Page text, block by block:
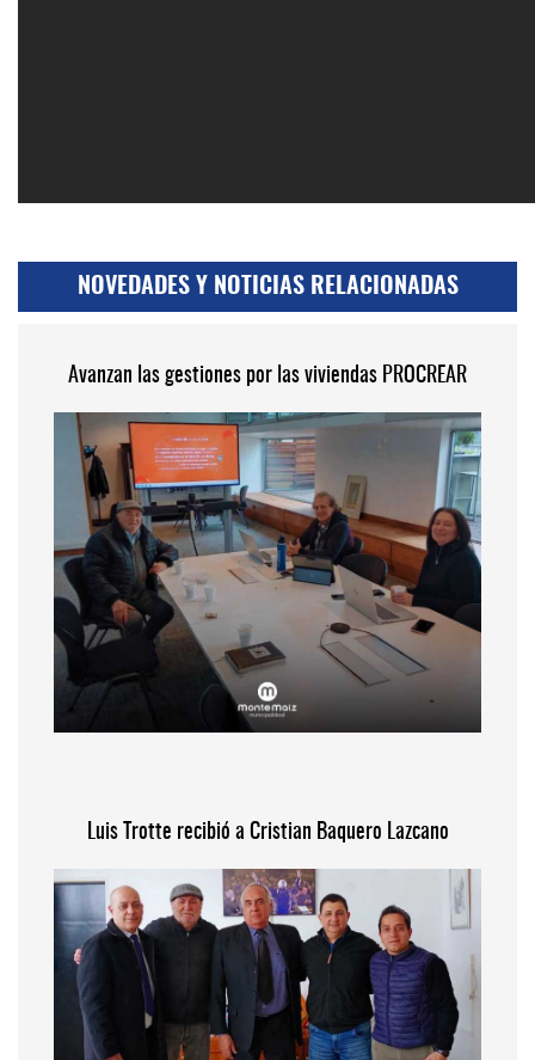
NOVEDADES Y NOTICIAS RELACIONADAS
Avanzan las gestiones por las viviendas PROCREAR
Luis Trotte recibió a Cristian Baquero Lazcano